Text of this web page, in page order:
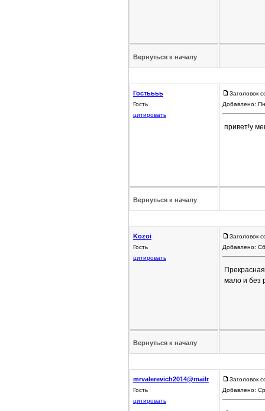
Вернуться к началу
Гостьььь
Гость
цитировать
Заголовок
Добавлено:
привет!у
Вернуться к началу
Kozoi
Гость
цитировать
Заголовок
Добавлено:
мало и без
Вернуться к началу
mrvalerevich2014@mailr
Гость
цитировать
Заголовок
Добавлено: